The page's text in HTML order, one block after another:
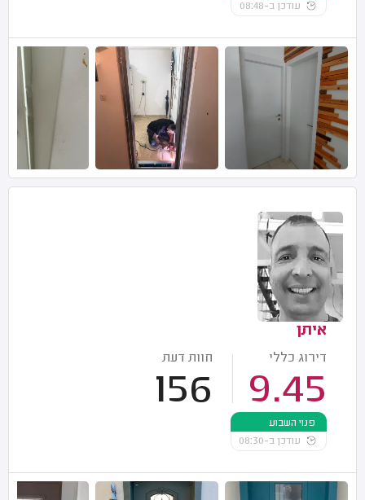
עודכן ב-08:48
איתן
דירוג כללי
9.45
חוות דעת
156
פנוי השבוע
עודכן ב-08:30